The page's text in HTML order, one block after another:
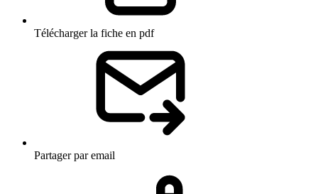
Télécharger la fiche en pdf
Partager par email